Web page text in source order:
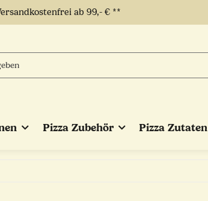
ab 99,- € **
Pizza Zubehör Pizza Zutaten